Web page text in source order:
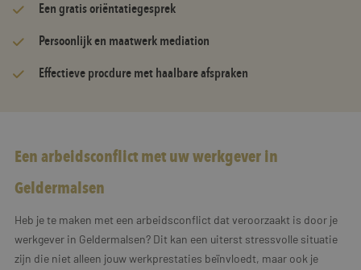
Een gratis oriëntatiegesprek
Persoonlijk en maatwerk mediation
Effectieve procdure met haalbare afspraken
Een arbeidsconflict met uw werkgever in
Geldermalsen
Heb je te maken met een arbeidsconflict dat veroorzaakt is door je
werkgever in Geldermalsen? Dit kan een uiterst stressvolle situatie
zijn die niet alleen jouw werkprestaties beïnvloedt, maar ook je